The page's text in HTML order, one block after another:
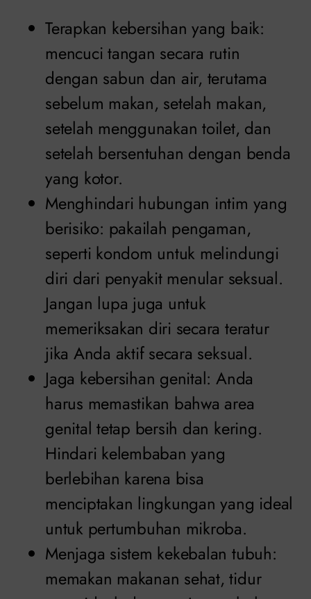
Terapkan kebersihan yang baik:
mencuci tangan secara rutin
dengan sabun dan air, terutama
sebelum makan, setelah makan,
setelah menggunakan toilet, dan
setelah bersentuhan dengan benda
yang kotor.
Menghindari hubungan intim yang
berisiko: pakailah pengaman,
seperti kondom untuk melindungi
diri dari penyakit menular seksual.
Jangan lupa juga untuk
memeriksakan diri secara teratur
jika Anda aktif secara seksual.
Jaga kebersihan genital: Anda
harus memastikan bahwa area
genital tetap bersih dan kering.
Hindari kelembaban yang
berlebihan karena bisa
menciptakan lingkungan yang ideal
untuk pertumbuhan mikroba.
Menjaga sistem kekebalan tubuh:
memakan makanan sehat, tidur